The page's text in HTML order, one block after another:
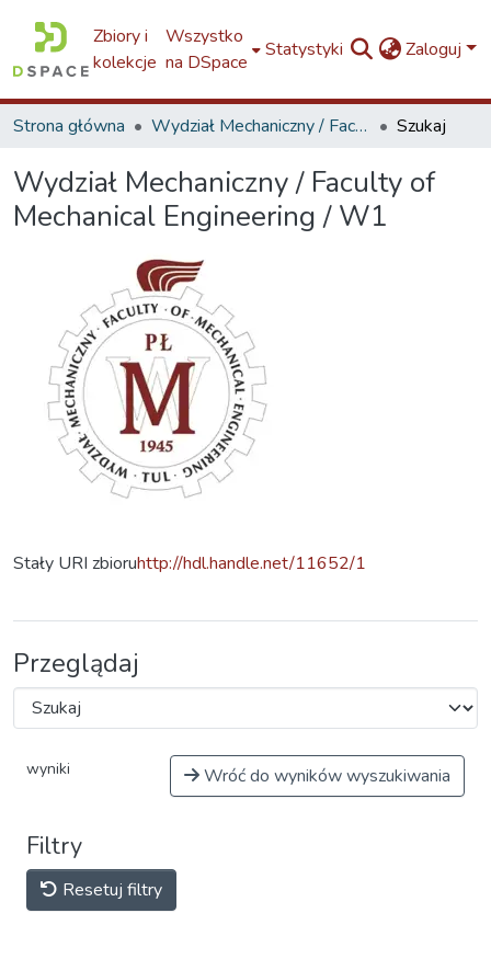
Zbiory i
kolekcje
Wszystko
na DSpace
Statystyki Zaloguj
Strona główna Wydział Mechaniczny / Faculty of Mechanical Engineering / W1 Szukaj
Wydział Mechaniczny / Faculty of
Mechanical Engineering / W1
Stały URI zbioruhttp://hdl.handle.net/11652/1
Przeglądaj
wyniki Wróć do wyników wyszukiwania
Filtry
Resetuj filtry